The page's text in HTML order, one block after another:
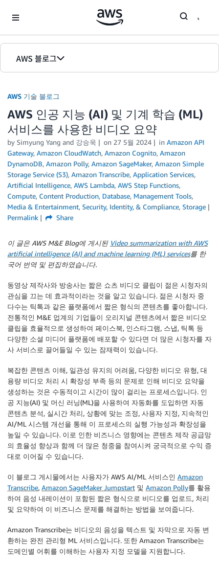
AWS 블로그
홈
에디션
AWS 기술 블로그
AWS 인공 지능 (AI) 및 기계 학습 (ML)
서비스를 사용한 비디오 요약
by Simyung Yang and 강승욱 on 27 5월 2024 in Amazon API
Gateway, Amazon CloudWatch, Amazon Cognito, Amazon
DynamoDB, Amazon Polly, Amazon SageMaker, Amazon Simple
Storage Service (S3), Amazon Transcribe, Application Services,
Artificial Intelligence, AWS Lambda, AWS Step Functions,
Compute, Content Production, Database, Management Tools,
Media & Entertainment, Security, Identity, & Compliance, Storage
Permalink
Share
이 글은 AWS M&E Blog에 게시된 Video summarization with AWS
artificial intelligence (AI) and machine learning (ML) services를 한
국어 번역 및 편집하였습니다.
동영상 제작사와 방송사는 짧은 쇼츠 비디오 클립이 젊은 시청자의
관심을 끄는 데 효과적이라는 것을 알고 있습니다. 젊은 시청자 중
다수는 틱톡과 같은 플랫폼에서 짧은 형식의 콘텐츠를 좋아합니다.
전통적인 M&E 업계의 기업들이 오리지널 콘텐츠에서 짧은 비디오
클립을 효율적으로 생성하여 페이스북, 인스타그램, 스냅, 틱톡 등
다양한 소셜 미디어 플랫폼에 배포할 수 있다면 더 많은 시청자를 자
사 서비스로 끌어들일 수 있는 잠재력이 있습니다.
복잡한 콘텐츠 이해, 일관성 유지의 어려움, 다양한 비디오 유형, 대
용량 비디오 처리 시 확장성 부족 등의 문제로 인해 비디오 요약을
생성하는 것은 수동적이고 시간이 많이 걸리는 프로세스입니다. 인
공 지능(AI) 및 머신 러닝(ML)을 사용하여 자동화를 도입하면 자동
콘텐츠 분석, 실시간 처리, 상황에 맞는 조정, 사용자 지정, 지속적인
AI/ML 시스템 개선을 통해 이 프로세스의 실행 가능성과 확장성을
높일 수 있습니다. 이로 인한 비즈니스 영향에는 콘텐츠 제작 공급망
의 효율성 향상과 함께 더 많은 청중을 참여시켜 궁극적으로 수익 증
대로 이어질 수 있습니다.
이 블로그 게시물에서는 사용자가 AWS AI/ML 서비스인 Amazon
Transcribe, Amazon SageMaker Jumpstart 및 Amazon Polly를 활용
하여 음성 내레이션이 포함된 짧은 형식으로 비디오를 업로드, 처리
및 요약하여 이 비즈니스 문제를 해결하는 방법을 보여줍니다.
Amazon Transcribe는 비디오의 음성을 텍스트 및 자막으로 자동 변
환하는 완전 관리형 ML 서비스입니다. 또한 Amazon Transcribe는
도메인별 어휘를 이해하는 사용자 지정 모델을 지원합니다.